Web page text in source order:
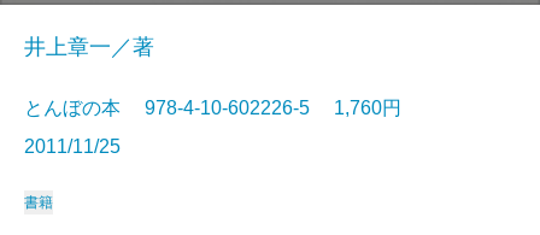
井上章一／著
とんぼの本 978-4-10-602226-5 1,760円
2011/11/25
書籍